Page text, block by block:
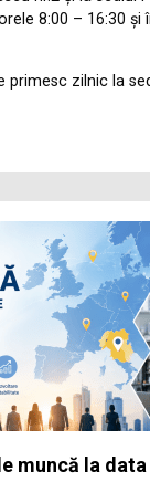
8:00 – 16:30 și
primesc zilnic la
muncă la data